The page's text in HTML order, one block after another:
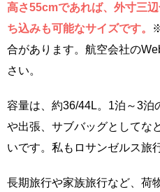
高さ55cmであれば、外寸三
ち込みも可能なサイズです。
合があります。航空会社の
さい。
容量は、約36/44L。1泊～3泊
や出張、サブバッグとしてな
いです。私もロサンゼルス旅
長期旅行や家族旅行など、荷